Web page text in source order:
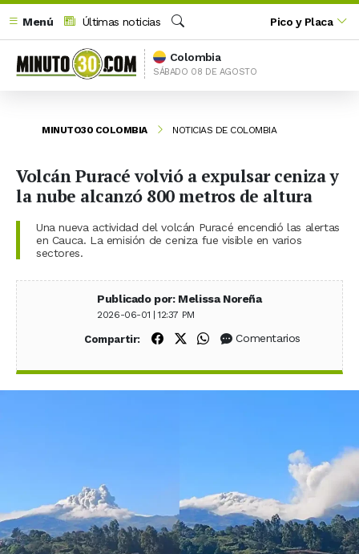
Menú
Últimas noticias
Buscar
Pico y Placa
Colombia
SÁBADO 08 DE AGOSTO
MINUTO30 COLOMBIA NOTICIAS DE COLOMBIA
Volcán Puracé volvió a expulsar ceniza y
la nube alcanzó 800 metros de altura
Una nueva actividad del volcán Puracé encendió las alertas
en Cauca. La emisión de ceniza fue visible en varios
sectores.
Publicado por: Melissa Noreña
2026-06-01 | 12:37 PM
Compartir: Compartir en Facebook
Compartir en X (Twitter)
Compartir en WhatsApp
Comentarios